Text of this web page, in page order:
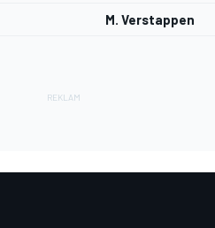
M. Verstappen